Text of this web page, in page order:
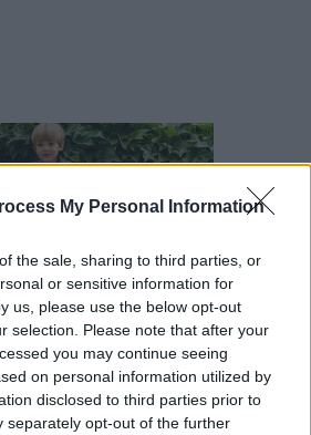
My Personal Information
the sale, sharing to third parties, or
or sensitive information for
us, please use the below opt-out
selection. Please note that after your
you may continue seeing
on personal information utilized by
disclosed to third parties prior to
separately opt-out of the further